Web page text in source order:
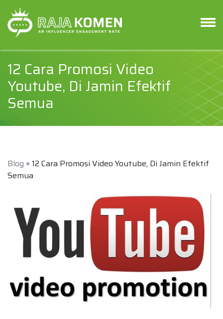
12 Cara Promosi Video
Youtube, Di Jamin Efektif
Semua
Blog » 12 Cara Promosi Video Youtube, Di Jamin Efektif
Semua